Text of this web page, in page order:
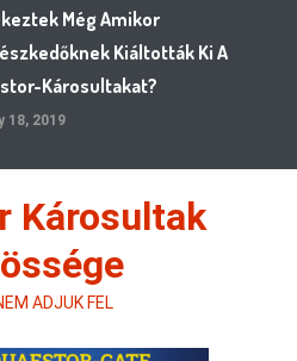
Még Amikor
Kiáltották Ki A
Károsultakat?
18, 2019
Károsultak
ADJUK FEL